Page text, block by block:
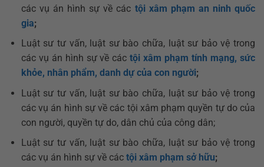
các vụ án hình sự về các tội xâm phạm an ninh quốc
gia;
Luật sư tư vấn, luật sư bào chữa, luật sư bảo vệ trong
các vụ án hình sự về cáctội xâm phạm tính mạng, sức
khỏe, nhân phẩm, danh dự của con người;
Luật sư tư vấn, luật sư bào chữa, luật sư bảo vệ trong
các vụ án hình sự về các tội xâm phạm quyền tự do của
con người, quyền tự do, dân chủ của công dân;
Luật sư tư vấn, luật sư bào chữa, luật sư bảo vệ trong
các vụ án hình sự về các tội xâm phạm sở hữu;